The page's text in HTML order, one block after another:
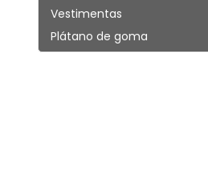
Vestimentas
Plátano de goma